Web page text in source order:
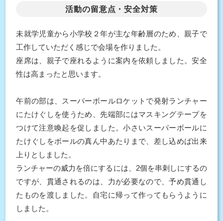
活動の留意点・安全対策
未就学児童から小学校２年が主な年齢層のため、親子で
工作していただく感じで会場を作りました。
座席は、親子で座れるように案内を依頼しました。安全
性は高まったと思います。
午前の部は、スーパーボールロケットで発射ランチャー
にたけぐしを使うため、先端部にはマスキングテープを
つけて注意喚起を促しました。小さいスーパーボールに
たけぐしをボールの真ん中あたりまで、差し込めば出来
上りとしました。
ランチャーの威力を倍にするには、2個を串刺しにするの
ですが、貫通されるのは、力が必要なので、予め貫通し
たものを渡しました。自宅に帰って作ってもらうように
しました。